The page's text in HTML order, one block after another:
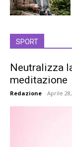
SPORT
Neutralizza
meditazione
Redazione - Aprile